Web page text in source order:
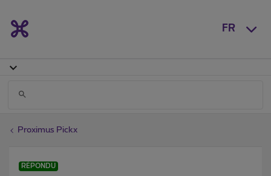
FR
Proximus Pickx
RÉPONDU